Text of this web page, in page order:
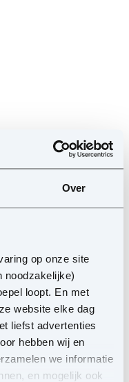
Over
op onze site
noodzakelijke)
loopt. En met
website elke dag
liefst advertenties
hebben wij en
we informatie
en mogelijk ook